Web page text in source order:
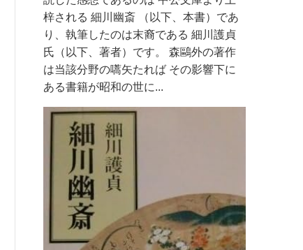
梓される 細川幽斎 （以下、本書）であ
り、執筆したのは末裔である 細川護貞
氏（以下、著者）です。 森鷗外の著作
は当該分野の嚆矢たれば その影響下に
ある書籍が昭和の世に...